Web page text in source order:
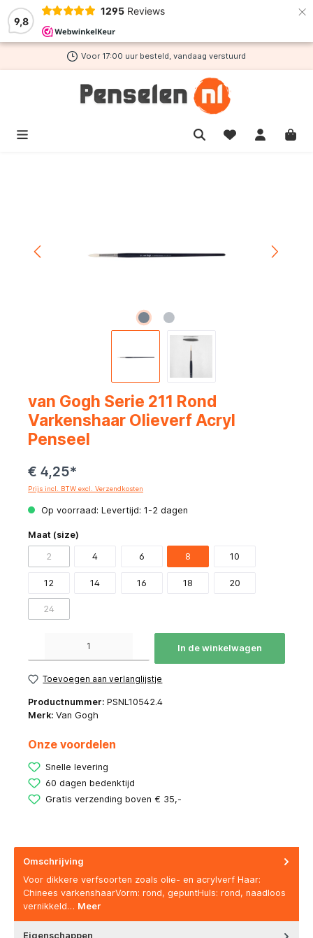
9,8
1295 Reviews ×
hoofdinhoud
Voor 17:00 uur besteld, vandaag verstuurd
van Gogh Serie 211 Rond
Varkenshaar Olieverf Acryl
Penseel
€ 4,25*
Prijs incl. BTW excl. Verzendkosten
Op voorraad: Levertijd: 1-2 dagen
Maat (size)
2 4 6 8 10
12 14 16 18 20
24
In de winkelwagen
Toevoegen aan verlanglijstje
Productnummer: PSNL10542.4
Merk: Van Gogh
Onze voordelen
Snelle levering
60 dagen bedenktijd
Gratis verzending boven € 35,-
Omschrijving
Voor dikkere verfsoorten zoals olie- en acrylverf Haar:
Chinees varkenshaarVorm: rond, gepuntHuls: rond, naadloos
vernikkeld… Meer
Eigenschappen